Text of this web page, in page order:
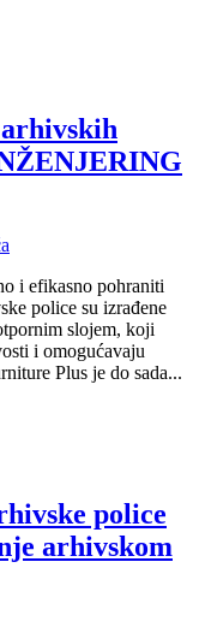
i efikasno pohraniti
police su izrađene
slojem, koji
i omogućavaju
Plus je do sada...
police
arhivskom